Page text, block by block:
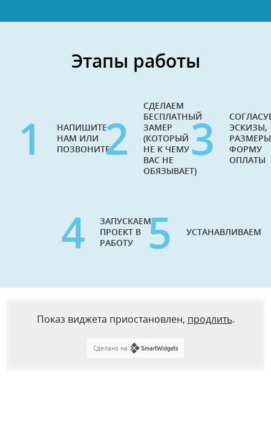
Этапы работы
1
НАПИШИТЕ
НАМ ИЛИ
ПОЗВОНИТЕ2
СДЕЛАЕМ
БЕСПЛАТНЫЙ
ЗАМЕР
(КОТОРЫЙ
НЕ К ЧЕМУ
ВАС НЕ
ОБЯЗЫВАЕТ)
3
ЭСКИЗЫ,
ФОРМУ
ОПЛАТЫ
4
ЗАПУСКАЕМ
ПРОЕКТ В
РАБОТУ
5 УСТАНАВЛИВАЕМ
Показ виджета приостановлен, продлить.
Сделано на